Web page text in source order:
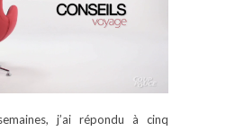
j’ai répondu à cinq